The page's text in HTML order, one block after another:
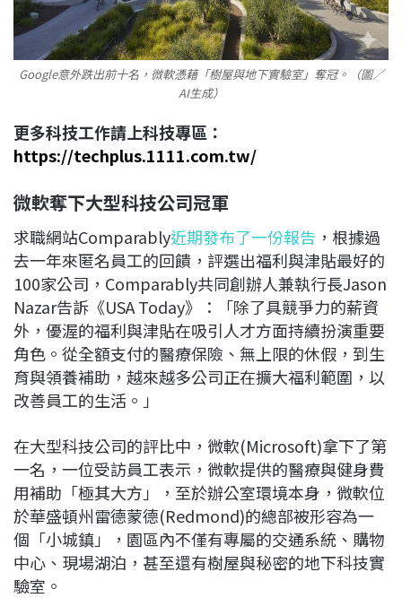
Google意外跌出前十名，微軟憑藉「樹屋與地下實驗室」奪冠。（圖／
AI生成）
更多科技工作請上科技專區：
https://techplus.1111.com.tw/
微軟奪下大型科技公司冠軍
求職網站Comparably近期發布了一份報告 ，根據過
去一年來匿名員工的回饋，評選出福利與津貼最好的
100家公司，Comparably共同創辦人兼執行長Jason
Nazar告訴《USA Today》：「除了具競爭力的薪資
外，優渥的福利與津貼在吸引人才方面持續扮演重要
角色。從全額支付的醫療保險、無上限的休假，到生
育與領養補助，越來越多公司正在擴大福利範圍，以
改善員工的生活。」
在大型科技公司的評比中，微軟(Microsoft)拿下了第
一名，一位受訪員工表示，微軟提供的醫療與健身費
用補助「極其大方」，至於辦公室環境本身，微軟位
於華盛頓州雷德蒙德(Redmond)的總部被形容為一
個「小城鎮」，園區內不僅有專屬的交通系統、購物
中心、現場湖泊，甚至還有樹屋與秘密的地下科技實
驗室。